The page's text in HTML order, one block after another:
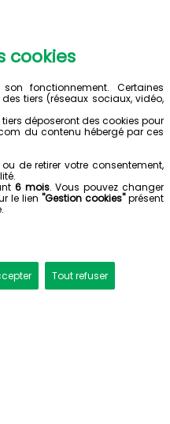
cookies
fonctionnement. Certaines
tiers (réseaux sociaux, vidéo,
déposeront des cookies pour
du contenu hébergé par ces
de retirer votre consentement,
6 mois. Vous pouvez changer
le lien "Gestion cookies"présent
Tout refuser